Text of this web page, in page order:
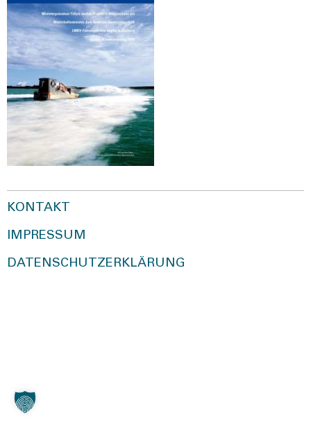
KONTAKT
IMPRESSUM
DATENSCHUTZERKLÄRUNG